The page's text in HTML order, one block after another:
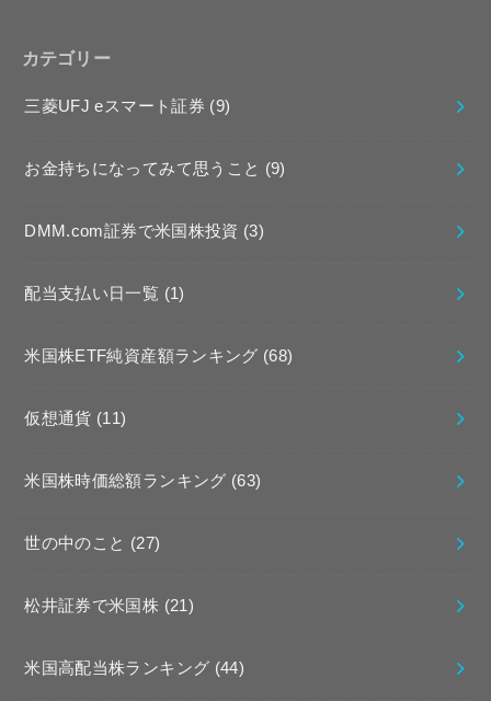
カテゴリー
三菱UFJ eスマート証券 (9)
お金持ちになってみて思うこと (9)
DMM.com証券で米国株投資 (3)
配当支払い日一覧 (1)
米国株ETF純資産額ランキング (68)
仮想通貨 (11)
米国株時価総額ランキング (63)
世の中のこと (27)
松井証券で米国株 (21)
米国高配当株ランキング (44)